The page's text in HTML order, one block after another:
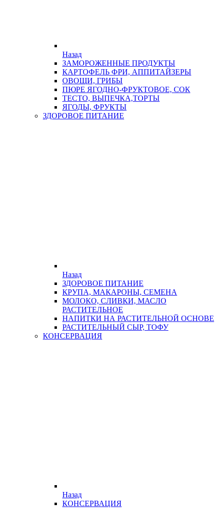
Назад
ЗАМОРОЖЕННЫЕ ПРОДУКТЫ
КАРТОФЕЛЬ ФРИ, АППИТАЙЗЕРЫ
ОВОЩИ, ГРИБЫ
ПЮРЕ ЯГОДНО-ФРУКТОВОЕ, СОК
ТЕСТО, ВЫПЕЧКА,ТОРТЫ
ЯГОДЫ, ФРУКТЫ
ЗДОРОВОЕ ПИТАНИЕ
Назад
ЗДОРОВОЕ ПИТАНИЕ
КРУПА, МАКАРОНЫ, СЕМЕНА
МОЛОКО, СЛИВКИ, МАСЛО
РАСТИТЕЛЬНОЕ
НАПИТКИ НА РАСТИТЕЛЬНОЙ ОСНОВЕ
РАСТИТЕЛЬНЫЙ СЫР, ТОФУ
КОНСЕРВАЦИЯ
Назад
КОНСЕРВАЦИЯ